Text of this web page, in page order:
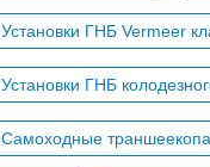
Установки ГНБ Vermeer
Установки ГНБ
Самоходные